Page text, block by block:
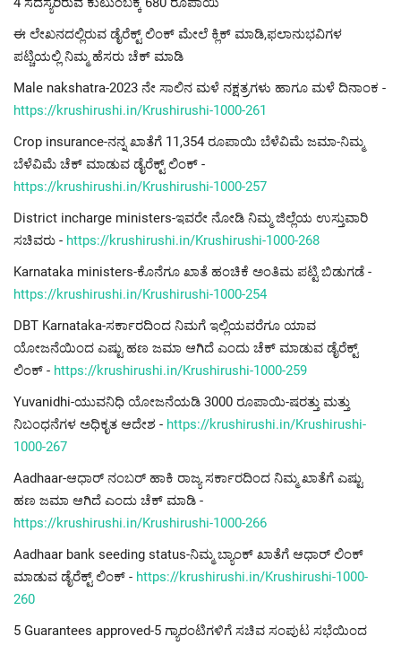
ಈ ಲೇಖನದಲ್ಲಿರುವ ಡೈರೆಕ್ಟ್ ಲಿಂಕ್ ಮೇಲೆ ಕ್ಲಿಕ್ ಮಾಡಿ,ಫಲಾನುಭವಿಗಳ
ಪಟ್ಚಿಯಲ್ಲಿ ನಿಮ್ಮ ಹೆಸರು ಚೆಕ್ ಮಾಡಿ
Male nakshatra-2023 ನೇ ಸಾಲಿನ ಮಳೆ ನಕ್ಷತ್ರಗಳು ಹಾಗೂ ಮಳೆ ದಿನಾಂಕ -
https://krushirushi.in/Krushirushi-1000-261
Crop insurance-ನನ್ನ ಖಾತೆಗೆ 11,354 ರೂಪಾಯಿ ಬೆಳೆವಿಮೆ ಜಮಾ-ನಿಮ್ಮ
ಬೆಳೆವಿಮೆ ಚೆಕ್ ಮಾಡುವ ಡೈರೆಕ್ಟ್ ಲಿಂಕ್ -
https://krushirushi.in/Krushirushi-1000-257
District incharge ministers-ಇವರೇ ನೋಡಿ ನಿಮ್ಮ ಜಿಲ್ಲೆಯ ಉಸ್ತುವಾರಿ
ಸಚಿವರು - https://krushirushi.in/Krushirushi-1000-268
Karnataka ministers-ಕೊನೆಗೂ ಖಾತೆ ಹಂಚಿಕೆ ಅಂತಿಮ ಪಟ್ಟಿ ಬಿಡುಗಡೆ -
https://krushirushi.in/Krushirushi-1000-254
DBT Karnataka-ಸರ್ಕಾರದಿಂದ ನಿಮಗೆ ಇಲ್ಲಿಯವರೆಗೂ ಯಾವ
ಯೋಜನೆಯಿಂದ ಎಷ್ಟು ಹಣ ಜಮಾ ಆಗಿದೆ ಎಂದು ಚೆಕ್ ಮಾಡುವ ಡೈರೆಕ್ಟ್
ಲಿಂಕ್ - https://krushirushi.in/Krushirushi-1000-259
Yuvanidhi-ಯುವನಿಧಿ ಯೋಜನೆಯಡಿ 3000 ರೂಪಾಯಿ-ಷರತ್ತು ಮತ್ತು
ನಿಬಂಧನೆಗಳ ಅಧಿಕೃತ ಆದೇಶ - https://krushirushi.in/Krushirushi-
1000-267
Aadhaar-ಆಧಾರ್ ನಂಬರ್ ಹಾಕಿ ರಾಜ್ಯ ಸರ್ಕಾರದಿಂದ ನಿಮ್ಮ ಖಾತೆಗೆ ಎಷ್ಟು
ಹಣ ಜಮಾ ಆಗಿದೆ ಎಂದು ಚೆಕ್ ಮಾಡಿ -
https://krushirushi.in/Krushirushi-1000-266
Aadhaar bank seeding status-ನಿಮ್ಮ ಬ್ಯಾಂಕ್ ಖಾತೆಗೆ ಆಧಾರ್ ಲಿಂಕ್
ಮಾಡುವ ಡೈರೆಕ್ಟ್ ಲಿಂಕ್ - https://krushirushi.in/Krushirushi-1000-
260
5 Guarantees approved-5 ಗ್ಯಾರಂಟಿಗಳಿಗೆ ಸಚಿವ ಸಂಪುಟ ಸಭೆಯಿಂದ